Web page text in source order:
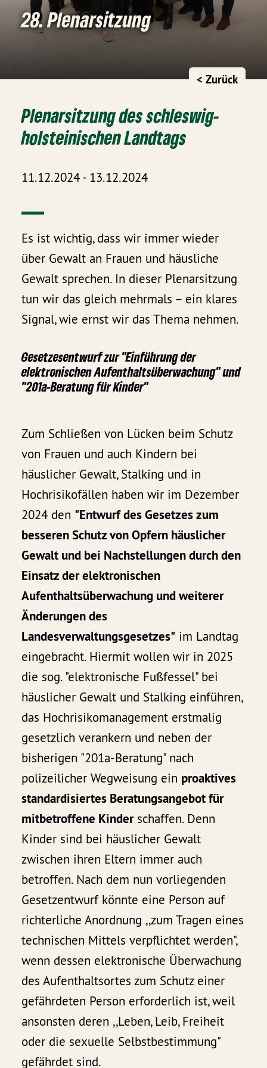
28. Plenarsitzung
< Zurück
Plenarsitzung des schleswig-
holsteinischen Landtags
11.12.2024 - 13.12.2024
Es ist wichtig, dass wir immer wieder
über Gewalt an Frauen und häusliche
Gewalt sprechen. In dieser Plenarsitzung
tun wir das gleich mehrmals – ein klares
Signal, wie ernst wir das Thema nehmen.
Gesetzesentwurf zur "Einführung der
elektronischen Aufenthaltsüberwachung" und
"201a-Beratung für Kinder"
Zum Schließen von Lücken beim Schutz
von Frauen und auch Kindern bei
häuslicher Gewalt, Stalking und in
Hochrisikofällen haben wir im Dezember
2024 den "Entwurf des Gesetzes zum
besseren Schutz von Opfern häuslicher
Gewalt und bei Nachstellungen durch den
Einsatz der elektronischen
Aufenthaltsüberwachung und weiterer
Änderungen des
Landesverwaltungsgesetzes" im Landtag
eingebracht. Hiermit wollen wir in 2025
die sog. "elektronische Fußfessel" bei
häuslicher Gewalt und Stalking einführen,
das Hochrisikomanagement erstmalig
gesetzlich verankern und neben der
bisherigen "201a-Beratung" nach
polizeilicher Wegweisung ein proaktives
standardisiertes Beratungsangebot für
mitbetroffene Kinderschaffen. Denn
Kinder sind bei häuslicher Gewalt
zwischen ihren Eltern immer auch
betroffen. Nach dem nun vorliegenden
Gesetzentwurf könnte eine Person auf
richterliche Anordnung ,,zum Tragen eines
technischen Mittels verpflichtet werden",
wenn dessen elektronische Überwachung
des Aufenthaltsortes zum Schutz einer
gefährdeten Person erforderlich ist, weil
ansonsten deren ,,Leben, Leib, Freiheit
oder die sexuelle Selbstbestimmung"
gefährdet sind.